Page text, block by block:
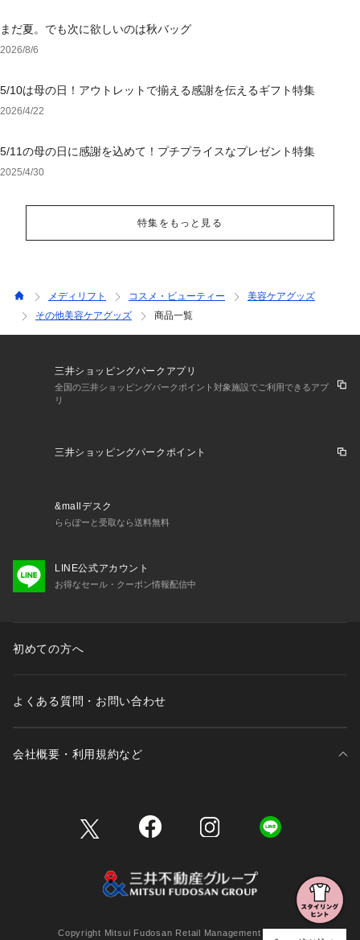
まだ夏。でも次に欲しいのは秋バッグ
2026/8/6
5/10は母の日！アウトレットで揃える感謝を伝えるギフト特集
2026/4/22
5/11の母の日に感謝を込めて！プチプライスなプレゼント特集
2025/4/30
特集をもっと見る
メディリフト コスメ・ビューティー
美容ケアグッズ
その他美容ケアグッズ
商品一覧
三井ショッピングパークアプリ
全国の三井ショッピングパークポイント対象施設でご利用できるアプ
リ
三井ショッピングパークポイント
&mallデスク
ららぽーと受取なら送料無料
LINE公式アカウント
お得なセール・クーポン情報配信中
初めての方へ
よくある質問・お問い合わせ
会社概要・利用規約など
Copyright Mitsui Fudosan Retail Management Co., Ltd.